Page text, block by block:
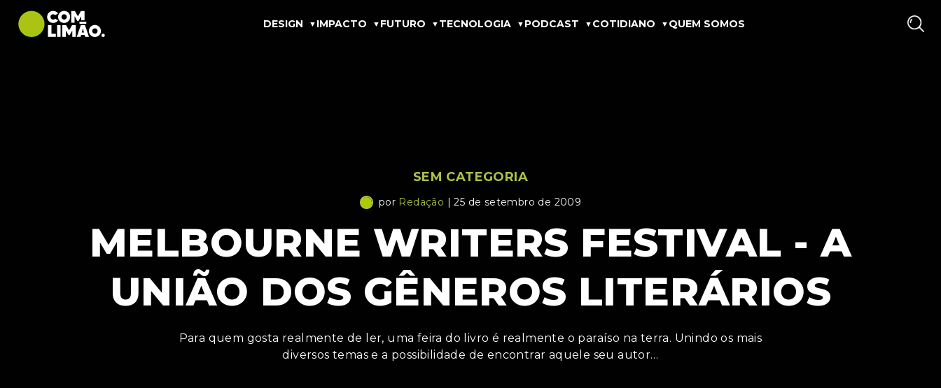
DESIGN IMPACTO FUTURO TECNOLOGIA PODCAST COTIDIANO QUEM SOMOS
SEM CATEGORIA
por Redação | 25 de setembro de 2009
MELBOURNE WRITERS FESTIVAL - A
UNIÃO DOS GÊNEROS LITERÁRIOS
Para quem gosta realmente de ler, uma feira do livro é realmente o paraíso na terra. Unindo os mais
diversos temas e a possibilidade de encontrar aquele seu autor…